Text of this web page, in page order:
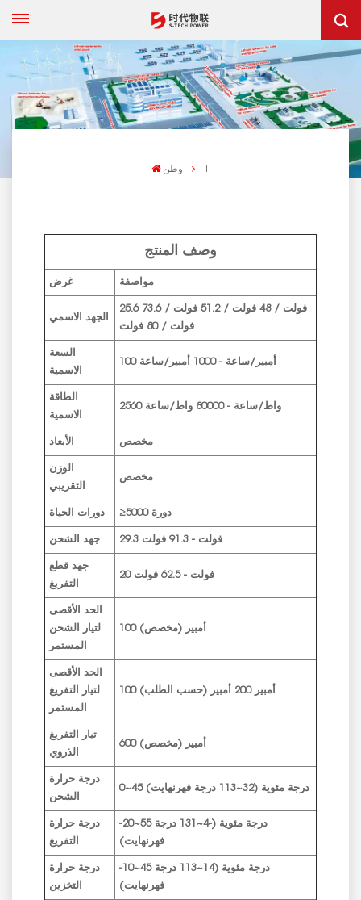
وطن
وصف المنتج
غرض مواصفة
الجهد الاسمي
25.6 فولت / 48 فولت / 51.2 فولت / 73.6
فولت / 80 فولت
السعة
الاسمية
100 أمبير/ساعة - 1000 أمبير/ساعة
الطاقة
الاسمية
2560 واط/ساعة - 80000 واط/ساعة
الأبعاد مخصص
الوزن
التقريبي
مخصص
دورات الحياة ≥5000 دورة
جهد الشحن 29.3 فولت - 91.3 فولت
جهد قطع
التفريغ
20 فولت - 62.5 فولت
الحد الأقصى
لتيار الشحن
المستمر
100 أمبير (مخصص)
الحد الأقصى
لتيار التفريغ
المستمر
100 أمبير 200 أمبير (حسب الطلب)
تيار التفريغ
الذروي
600 أمبير (مخصص)
درجة حرارة
الشحن
0~45 درجة مئوية (32~113 درجة فهرنهايت)
درجة حرارة
التفريغ
-20~55 درجة مئوية (-4~131 درجة
فهرنهايت)
درجة حرارة
التخزين
-10~45 درجة مئوية (14~113 درجة
فهرنهايت)